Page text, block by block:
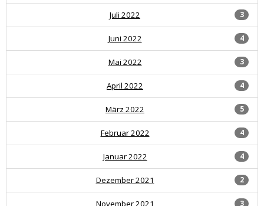
3
Juli 2022
4
Juni 2022
3
Mai 2022
4
April 2022
5
März 2022
4
Februar 2022
4
Januar 2022
2
Dezember 2021
3
November 2021